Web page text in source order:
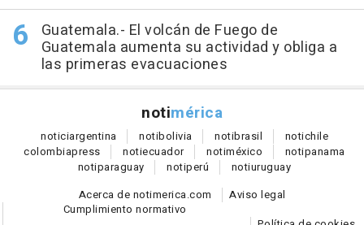
Guatemala.- El volcán de Fuego de
Guatemala aumenta su actividad y obliga a
las primeras evacuaciones
notimérica
noticiargentina notibolivia notibrasil notichile
colombiapress notiecuador notiméxico notipanama
notiparaguay notiperú notiuruguay
Acerca de notimerica.com
Aviso legal
Cumplimiento normativo